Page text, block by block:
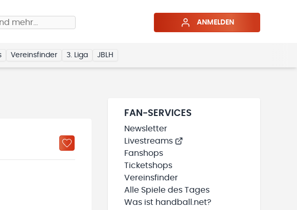
mehr… ANMELDEN
Vereinsfinder 3. Liga JBLH
FAN-SERVICES
Newsletter
Livestreams
Fanshops
Ticketshops
Vereinsfinder
Alle Spiele des Tages
Was ist handball.net?